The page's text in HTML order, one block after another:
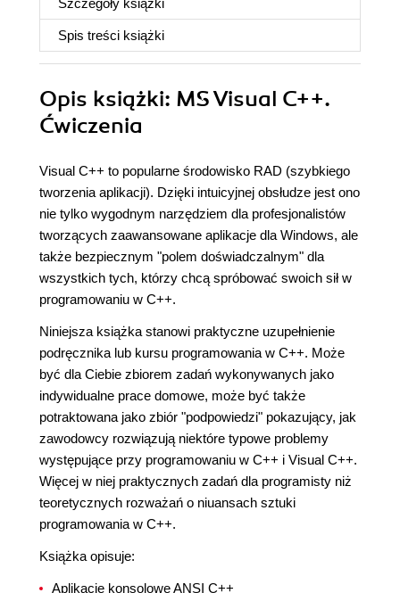
Szczegóły książki
Spis treści książki
Opis książki: MS Visual C++.
Ćwiczenia
Visual C++ to popularne środowisko RAD (szybkiego
tworzenia aplikacji). Dzięki intuicyjnej obsłudze jest ono
nie tylko wygodnym narzędziem dla profesjonalistów
tworzących zaawansowane aplikacje dla Windows, ale
także bezpiecznym "polem doświadczalnym" dla
wszystkich tych, którzy chcą spróbować swoich sił w
programowaniu w C++.
Niniejsza książka stanowi praktyczne uzupełnienie
podręcznika lub kursu programowania w C++. Może
być dla Ciebie zbiorem zadań wykonywanych jako
indywidualne prace domowe, może być także
potraktowana jako zbiór "podpowiedzi" pokazujący, jak
zawodowcy rozwiązują niektóre typowe problemy
występujące przy programowaniu w C++ i Visual C++.
Więcej w niej praktycznych zadań dla programisty niż
teoretycznych rozważań o niuansach sztuki
programowania w C++.
Książka opisuje:
Aplikacje konsolowe ANSI C++